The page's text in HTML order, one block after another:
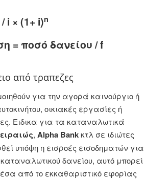
i × (1+ i)n
= ποσό δανείου / f
από τραπεζες
για την αγορά καινούργιο ή
οικιακές εργασίες ή
Ειδικα για τα καταναλωτικά
, Alpha Bankκτλ σε ιδιώτες
υπόψη η εισροές εισοδηματών για
δανείου, αυτό μπορεί
από το εκκαθαριστικό εφορίας